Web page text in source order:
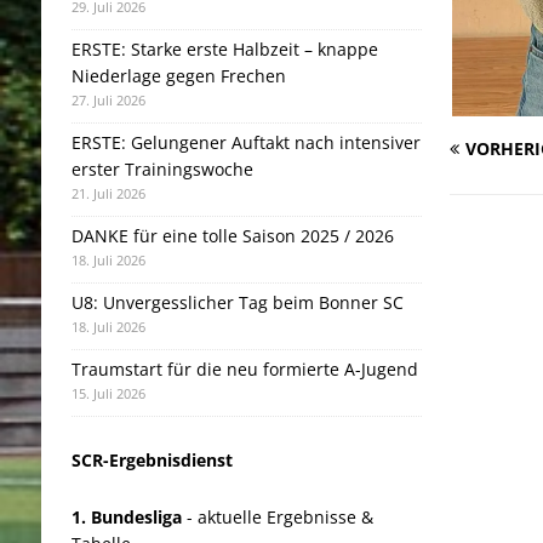
29. Juli 2026
ERSTE: Starke erste Halbzeit – knappe
Niederlage gegen Frechen
27. Juli 2026
ERSTE: Gelungener Auftakt nach intensiver
erster Trainingswoche
21. Juli 2026
DANKE für eine tolle Saison 2025 / 2026
18. Juli 2026
U8: Unvergesslicher Tag beim Bonner SC
18. Juli 2026
Traumstart für die neu formierte A-Jugend
15. Juli 2026
SCR-Ergebnisdienst
1. Bundesliga- aktuelle Ergebnisse &